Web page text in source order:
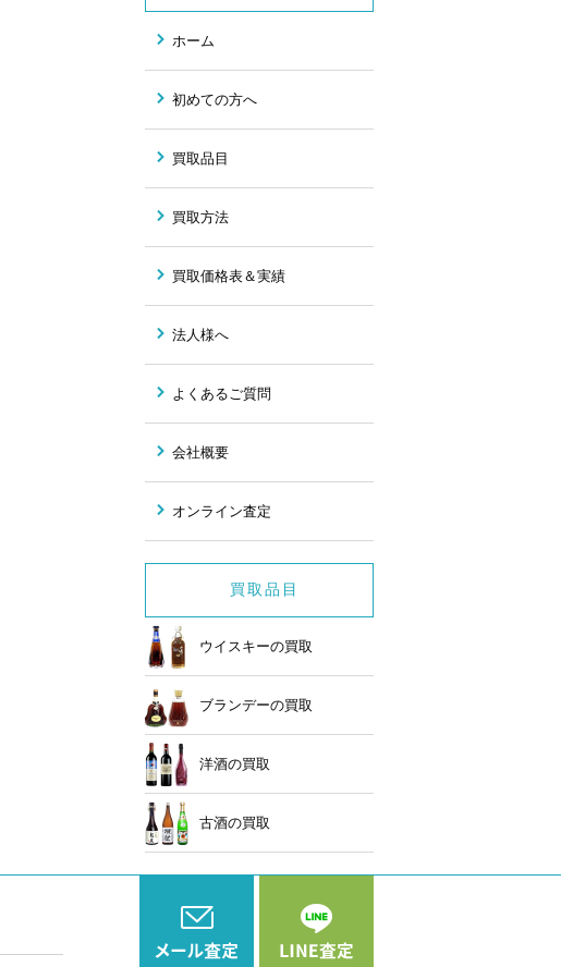
ホーム
初めての方へ
買取品目
買取方法
買取価格表＆実績
法人様へ
よくあるご質問
会社概要
オンライン査定
買取品目
ウイスキーの買取
ブランデーの買取
洋酒の買取
古酒の買取